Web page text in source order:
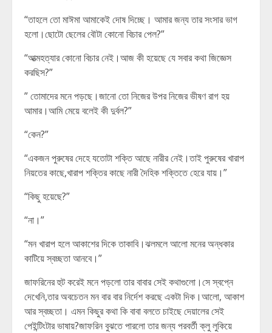
“তাহলে তো মাঈমা আমাকেই দোষ দিচ্ছে। আমার জন্য তার সংসার ভাগ
হলো।ছোটো ছেলের বৌটা কোনো বিচার পেল?”
“আত্মহত্যার কোনো বিচার নেই।আজ কী হয়েছে যে সবার কথা জিজ্ঞেস
করছিস?”
” তোমাদের মনে পড়ছে।জানো তো নিজের উপর নিজের ভীষণ রাগ হয়
আমার।আমি মেয়ে বলেই কী দুর্বল?”
“কেন?”
“একজন পুরুষের দেহে যতোটা শক্তি আছে নারীর নেই।তাই পুরুষের খারাপ
নিয়তের কাছে,খারাপ শক্তির কাছে নারী দৈহিক শক্তিতে হেরে যায়।”
“কিছু হয়েছে?”
“না।”
“মন খারাপ হলে আকাশের দিকে তাকাবি।ঝলমলে আলো মনের অন্ধকার
কাটিয়ে স্বচ্ছতা আনবে।”
জাফরিনের হুট করেই মনে পড়লো তার বাবার সেই কথাগুলো।সে স্বপ্নে
দেখেনি,তার অবচেতন মন বার বার নির্দেশ করছে একটা দিক।আলো, আকাশ
আর স্বচ্ছতা। এমন কিছুর কথা কি বাবা বলতে চাইছে দেয়ালের সেই
পেইন্টিংটার ভাষায়?জাফরিন বুঝতে পারলো তার জন্য পরবর্তী ক্লু লুকিয়ে